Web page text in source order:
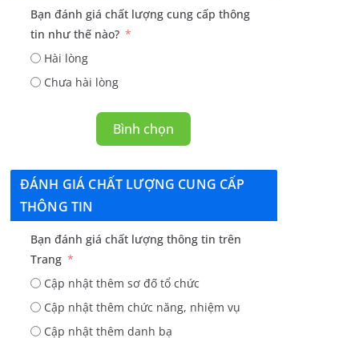
Bạn đánh giá chất lượng cung cấp thông
tin như thế nào?
Hài lòng
Chưa hài lòng
Bình chọn
ĐÁNH GIÁ CHẤT LƯỢNG CUNG CẤP
THÔNG TIN
Bạn đánh giá chất lượng thông tin trên
Trang
Cập nhật thêm sơ đố tổ chức
Cập nhật thêm chức năng, nhiệm vụ
Cập nhật thêm danh bạ